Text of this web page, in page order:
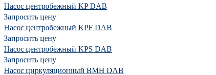
Насос центробежный KP DAB
Запросить цену
Насос центробежный KPF DAB
Запросить цену
Насос центробежный KPS DAB
Запросить цену
Насос циркуляционный BMH DAB